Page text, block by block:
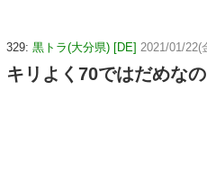
329: 黒トラ(大分県) [DE] 2021/01/22(
キリよく70ではだめなの